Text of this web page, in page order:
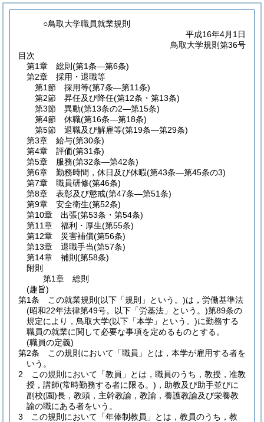
○鳥取大学職員就業規則
平成16年4月1日
鳥取大学規則第36号
目次
第1章
総則 (第1条―第6条)
第2章
採用・退職等
第1節
採用等(第7条―第11条)
第2節
昇任及び降任(第12条・第13条)
第3節
異動(第13条の2―第15条)
第4節
休職(第16条―第18条)
第5節
退職及び解雇等(第19条―第29条)
第3章
給与(第30条)
第4章
評価(第31条)
第5章
服務(第32条―第42条)
第6章
勤務時間，休日及び休暇(第43条―第45条の3)
第7章
職員研修(第46条)
第8章
表彰及び懲戒(第47条―第51条)
第9章
安全衛生(第52条)
第10章
出張(第53条・第54条)
第11章
福利・厚生(第55条)
第12章
災害補償(第56条)
第13章
退職手当(第57条)
第14章
補則 (第58条)
附則
第1章
総則
(趣旨)
第1条
この就業規則 (以下「規則」という。)は，労働基準法
(昭和22年法律第49号。以下「労基法」という。)第89条の
規定により，鳥取大学(以下「本学」という。)に勤務する
職員の就業に関して必要な事項を定めるものとする。
(職員の定義)
第2条
この規則において「職員」とは，本学が雇用する者を
いう。
2
この規則において「教員」とは，職員のうち，教授，准教
授，講師(常時勤務する者に限る。) ，助教及び助手並びに
副校(園)長，教頭，主幹教諭，教諭，養護教諭及び栄養教
諭の職にある者をいう。
3
この規則において「年俸制教員」とは，教員のうち，教